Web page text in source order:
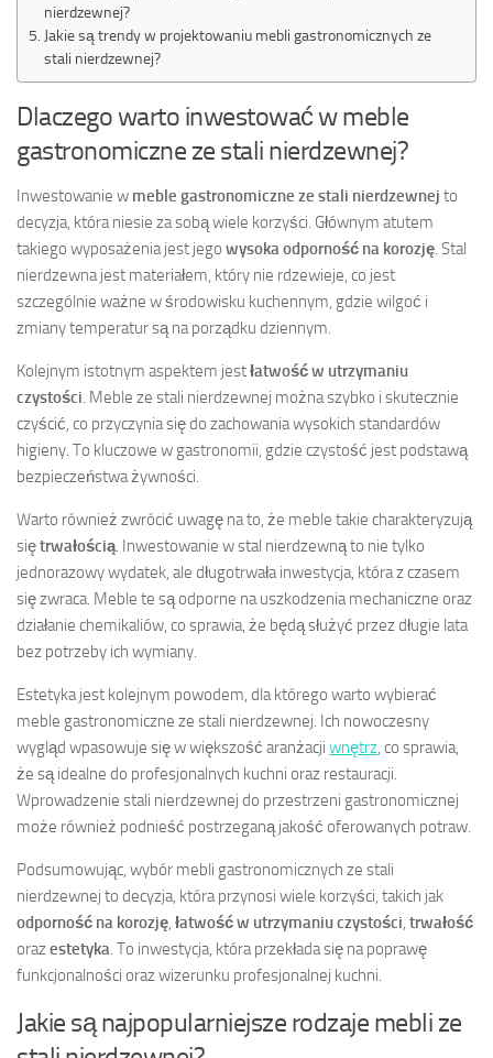
nierdzewnej?
Jakie są trendy w projektowaniu mebli gastronomicznych ze
stali nierdzewnej?
Dlaczego warto inwestować w meble
gastronomiczne ze stali nierdzewnej?
Inwestowanie w meble gastronomiczne ze stali nierdzewnej to
decyzja, która niesie za sobą wiele korzyści. Głównym atutem
takiego wyposażenia jest jego wysoka odporność na korozję. Stal
nierdzewna jest materiałem, który nie rdzewieje, co jest
szczególnie ważne w środowisku kuchennym, gdzie wilgoć i
zmiany temperatur są na porządku dziennym.
Kolejnym istotnym aspektem jestłatwość w utrzymaniu
czystości. Meble ze stali nierdzewnej można szybko i skutecznie
czyścić, co przyczynia się do zachowania wysokich standardów
higieny. To kluczowe w gastronomii, gdzie czystość jest podstawą
bezpieczeństwa żywności.
Warto również zwrócić uwagę na to, że meble takie charakteryzują
siętrwałością. Inwestowanie w stal nierdzewną to nie tylko
jednorazowy wydatek, ale długotrwała inwestycja, która z czasem
się zwraca. Meble te są odporne na uszkodzenia mechaniczne oraz
działanie chemikaliów, co sprawia, że będą służyć przez długie lata
bez potrzeby ich wymiany.
Estetyka jest kolejnym powodem, dla którego warto wybierać
meble gastronomiczne ze stali nierdzewnej. Ich nowoczesny
wygląd wpasowuje się w większość aranżacji wnętrz, co sprawia,
że są idealne do profesjonalnych kuchni oraz restauracji.
Wprowadzenie stali nierdzewnej do przestrzeni gastronomicznej
może również podnieść postrzeganą jakość oferowanych potraw.
Podsumowując, wybór mebli gastronomicznych ze stali
nierdzewnej to decyzja, która przynosi wiele korzyści, takich jak
odporność na korozję, łatwość w utrzymaniu czystości, trwałość
orazestetyka. To inwestycja, która przekłada się na poprawę
funkcjonalności oraz wizerunku profesjonalnej kuchni.
Jakie są najpopularniejsze rodzaje mebli ze